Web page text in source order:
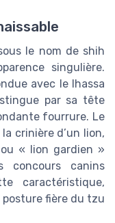
le nom de shih
singulière.
avec le lhassa
par sa tête
fourrure. Le
crinière d’un lion,
« lion gardien »
concours canins
caractéristique,
fière du tzu